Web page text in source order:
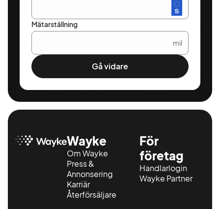
Mätarställning
mil
Gå vidare
Wayke
Om Wayke
Press &
Annonsering
Karriär
Återförsäljare
För
företag
Handlarlogin
Wayke Partner